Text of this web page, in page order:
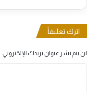
اترك تعليقاً
لن يتم نشر عنوان بريدك الإلكتروني.